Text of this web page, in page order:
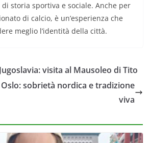
storia sportiva e sociale. Anche per
di calcio, è un’esperienza che
meglio l’identità della città.
visita al Mausoleo di Tito
Oslo: sobrietà nordica e tradizione
viva